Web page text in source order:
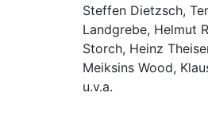
Steffen Dietzsch,
Landgrebe, Helmut
Storch, Heinz
Meiksins Wood,
u.v.a.